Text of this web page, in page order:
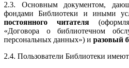
2.3. Основным документом,
фондами Библиотеки и иными
постоянного читателя
«Договора о библиотечном
персональных данных») и разовый
2.4. Пользователи Библиотеки